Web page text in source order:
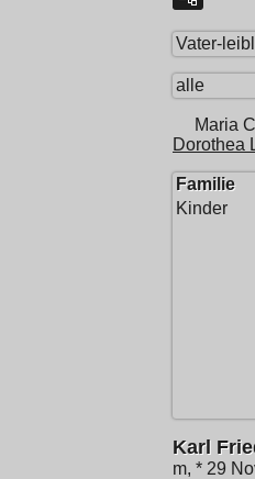
Vater-
alle
Maria
Dorothea
Familie
Kinder
Karl
m, * 29